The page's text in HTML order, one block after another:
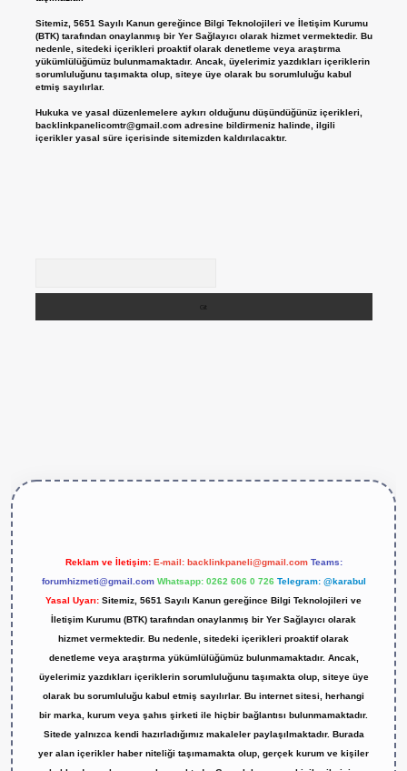
Sitemiz, 5651 Sayılı Kanun gereğince Bilgi Teknolojileri ve İletişim Kurumu
(BTK) tarafından onaylanmış bir Yer Sağlayıcı olarak hizmet vermektedir. Bu
nedenle, sitedeki içerikleri proaktif olarak denetleme veya araştırma
yükümlülüğümüz bulunmamaktadır. Ancak, üyelerimiz yazdıkları içeriklerin
sorumluluğunu taşımakta olup, siteye üye olarak bu sorumluluğu kabul
etmiş sayılırlar.
Hukuka ve yasal düzenlemelere aykırı olduğunu düşündüğünüz içerikleri,
backlinkpanelicomtr@gmail.comadresine bildirmeniz halinde, ilgili
içerikler yasal süre içerisinde sitemizden kaldırılacaktır.
Reklam ve İletişim: E-mail: backlinkpaneli@gmail.com Teams:
forumhizmeti@gmail.com Whatsapp: 0262 606 0 726 Telegram: @karabul
Yasal Uyarı: Sitemiz, 5651 Sayılı Kanun gereğince Bilgi Teknolojileri ve
İletişim Kurumu (BTK) tarafından onaylanmış bir Yer Sağlayıcı olarak
hizmet vermektedir. Bu nedenle, sitedeki içerikleri proaktif olarak
denetleme veya araştırma yükümlülüğümüz bulunmamaktadır. Ancak,
üyelerimiz yazdıkları içeriklerin sorumluluğunu taşımakta olup, siteye üye
olarak bu sorumluluğu kabul etmiş sayılırlar. Bu internet sitesi, herhangi
bir marka, kurum veya şahıs şirketi ile hiçbir bağlantısı bulunmamaktadır.
Sitede yalnızca kendi hazırladığımız makaleler paylaşılmaktadır. Burada
yer alan içerikler haber niteliği taşımamakta olup, gerçek kurum ve kişiler